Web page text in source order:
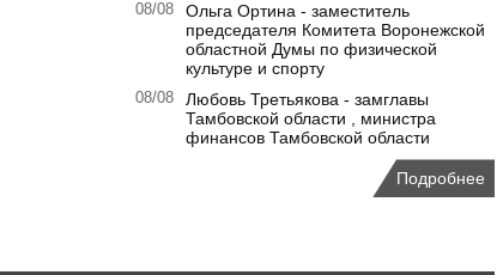
08/08
Ольга Ортина - заместитель
председателя Комитета Воронежской
областной Думы по физической
культуре и спорту
08/08
Любовь Третьякова - замглавы
Тамбовской области , министра
финансов Тамбовской области
Подробнее